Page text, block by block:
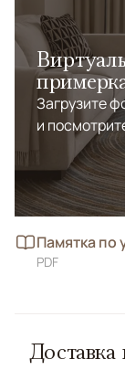
Загрузите
и
Памятка по
PDF
Доставка